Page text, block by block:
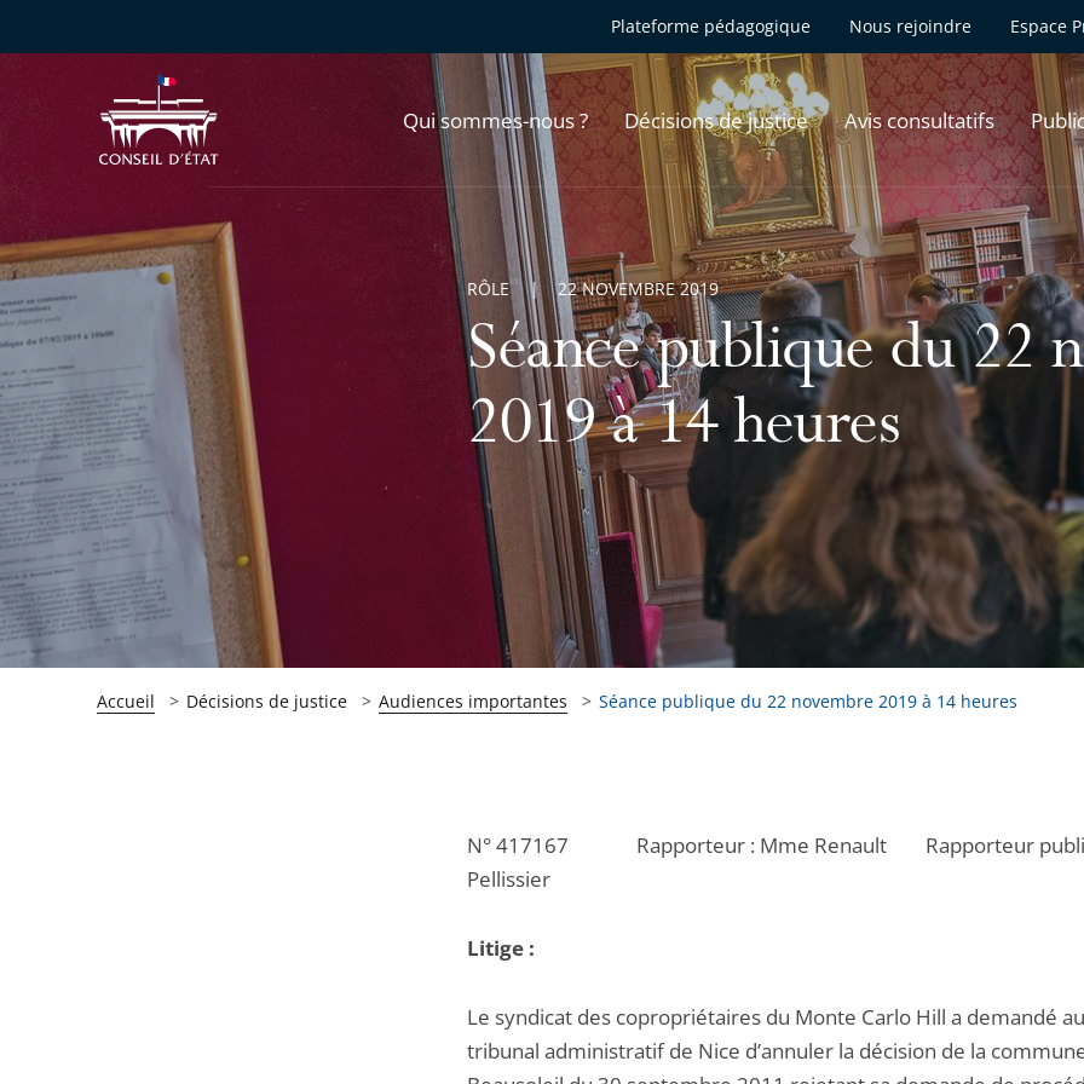
Plateforme pédagogique Nous rejoindre Espace
Qui sommes-nous ? Décisions de justice Avis consultatifs
Séance publique du 22
2019 à 14 heures
RÔLE 22 NOVEMBRE 2019
Accueil Décisions de justice Audiences importantes Séance publique du 22 novembre 2019 à 14 heures
N° 417167 Rapporteur : Mme Renault Rapporteur
Pellissier
Litige :
Le syndicat des copropriétaires du Monte Carlo Hill a demandé au
tribunal administratif de Nice d’annuler la décision de la